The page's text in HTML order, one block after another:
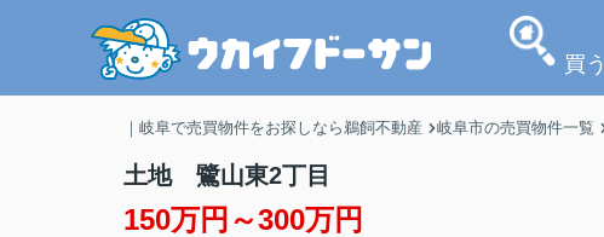
買う
｜岐阜で売買物件をお探しなら鵜飼不動産 岐阜市の売買物件一覧
土地 鷺山東2丁目
150万円～300万円